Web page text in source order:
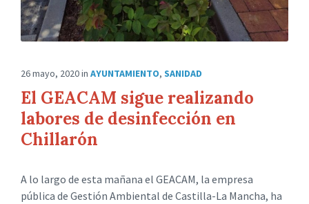
26 mayo, 2020in AYUNTAMIENTO, SANIDAD
El GEACAM sigue realizando
labores de desinfección en
Chillarón
A lo largo de esta mañana el GEACAM, la empresa
pública de Gestión Ambiental de Castilla-La Mancha, ha